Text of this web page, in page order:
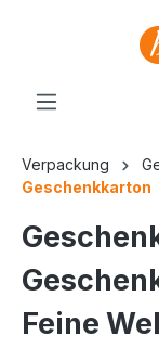
Verpackung
Geschenkkarton
Feine